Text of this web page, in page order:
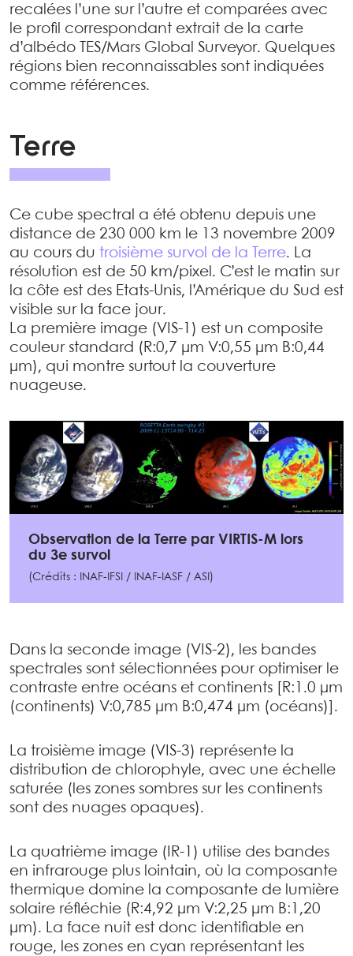
recalées l’une sur l’autre et comparées avec
le profil correspondant extrait de la carte
d’albédo TES/Mars Global Surveyor. Quelques
régions bien reconnaissables sont indiquées
comme références.
Terre
Ce cube spectral a été obtenu depuis une
distance de 230 000 km le 13 novembre 2009
au cours du troisième survol de la Terre. La
résolution est de 50 km/pixel. C’est le matin sur
la côte est des Etats-Unis, l’Amérique du Sud est
visible sur la face jour.
La première image (VIS-1) est un composite
couleur standard (R:0,7 µm V:0,55 µm B:0,44
µm), qui montre surtout la couverture
nuageuse.
Observation de la Terre par VIRTIS-M lors
du 3e survol
(Crédits : INAF-IFSI / INAF-IASF / ASI)
Dans la seconde image (VIS-2), les bandes
spectrales sont sélectionnées pour optimiser le
contraste entre océans et continents [R:1.0 µm
(continents) V:0,785 µm B:0,474 µm (océans)].
La troisième image (VIS-3) représente la
distribution de chlorophyle, avec une échelle
saturée (les zones sombres sur les continents
sont des nuages opaques).
La quatrième image (IR-1) utilise des bandes
en infrarouge plus lointain, où la composante
thermique domine la composante de lumière
solaire réfléchie (R:4,92 µm V:2,25 µm B:1,20
µm). La face nuit est donc identifiable en
rouge, les zones en cyan représentant les